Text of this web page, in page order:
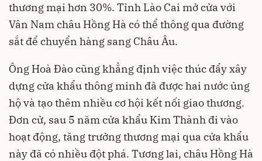
thương mại hơn 30%. Tỉnh Lào Cai mở cửa với
Vân Nam châu Hồng Hà có thể thông qua đường
sắt để chuyển hàng sang Châu Âu.
Ông Hoà Đào cũng khẳng định việc thúc đẩy xây
dựng cửa khẩu thông minh đã được hai nước ủng
hộ và tạo thêm nhiều cơ hội kết nối giao thương.
Đơn cử, sau 5 năm cửa khẩu Kim Thành đi vào
hoạt động, tăng trưởng thương mại qua cửa khẩu
này đã có nhiều đột phá. Tương lai, châu Hồng Hà